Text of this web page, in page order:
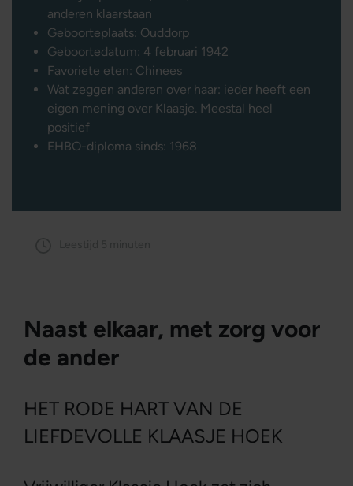
anderen klaarstaan
Geboorteplaats: Ouddorp
Geboortedatum: 4 februari 1942
Favoriete eten: Chinees
Wat zeggen anderen over haar: ieder heeft een
eigen mening over Klaasje. Meestal heel
positief
EHBO-diploma sinds: 1968
Naast elkaar, met zorg voor
de ander
HET RODE HART VAN DE
LIEFDEVOLLE KLAASJE HOEK